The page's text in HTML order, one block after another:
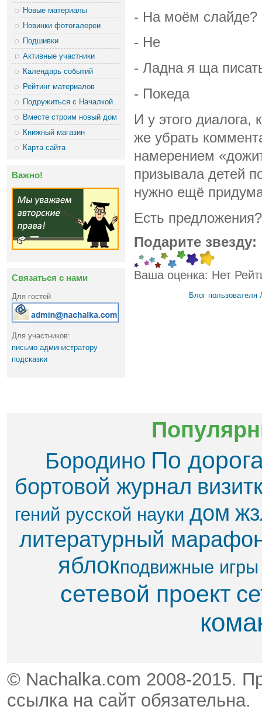
Новые материалы
Новинки фотогалереи
Подшивки
Активные участники
Календарь событий
Рейтинг материалов
Подружиться с Началкой
Вместе строим новый дом
Книжный магазин
Карта сайта
Важно!
Связаться с нами
Для гостей
Для участников:
письмо администратору
подсказки
- На моём слайде?
- Не
- Ладна я ща
- Покеда
И у этого диалога,
же убрать
намерением
призывала детей
нужно ещё
Есть предложения?
Подарите звезду:
Ваша оценка: Нет
Блог пользователя
Бородино По
бортовой журнал
гений русской науки дом
литературный
яблок​подвижные игры
сетевой проект
© Nachalka.com 2008-2015.
ссылка на сайт обязательна.